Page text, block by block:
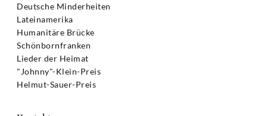
Deutsche Minderheiten
Lateinamerika
Humanitäre Brücke
Schönbornfranken
Lieder der Heimat
"Johnny"-Klein-Preis
Helmut-Sauer-Preis